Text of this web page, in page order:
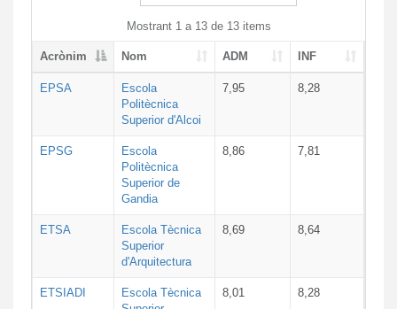
Mostrant 1 a 13 de 13 items
Acrònim Nom ADM INF
EPSA
Escola
Politècnica
Superior d'Alcoi
7,95 8,28
EPSG
Escola
Politècnica
Superior de
Gandia
8,86 7,81
ETSA
Escola Tècnica
Superior
d'Arquitectura
8,69 8,64
ETSIADI
Escola Tècnica
8,01 8,28